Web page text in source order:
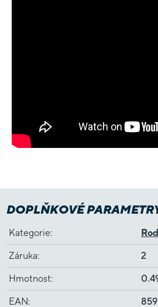
DOPLŇKOVÉ
Kategorie:
Záruka: 2
Hmotnost:
EAN: